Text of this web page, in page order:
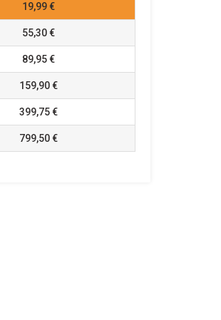
19,99 €
55,30 €
89,95 €
159,90 €
399,75 €
799,50 €